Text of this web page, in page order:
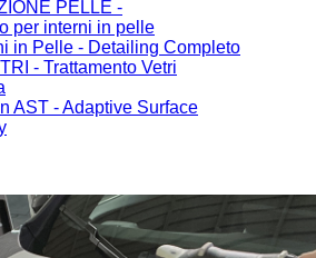
PELLE -
per interni in pelle
in Pelle - Detailing Completo
- Trattamento Vetri
AST - Adaptive Surface